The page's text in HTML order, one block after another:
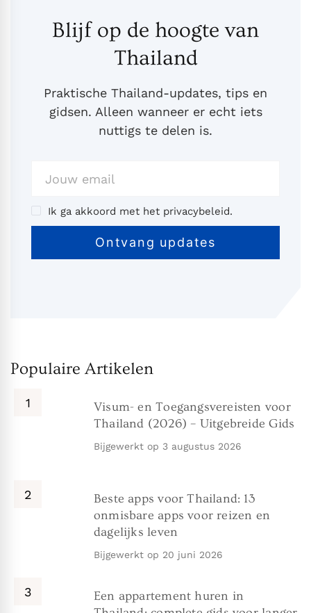
Blijf op de hoogte van
Thailand
Praktische Thailand-updates, tips en
gidsen. Alleen wanneer er echt iets
nuttigs te delen is.
Ik ga akkoord met het privacybeleid.
Populaire Artikelen
Visum- en Toegangsvereisten voor
Thailand (2026) – Uitgebreide Gids
Bijgewerkt op 3 augustus 2026
Beste apps voor Thailand: 13
onmisbare apps voor reizen en
dagelijks leven
Bijgewerkt op 20 juni 2026
Een appartement huren in